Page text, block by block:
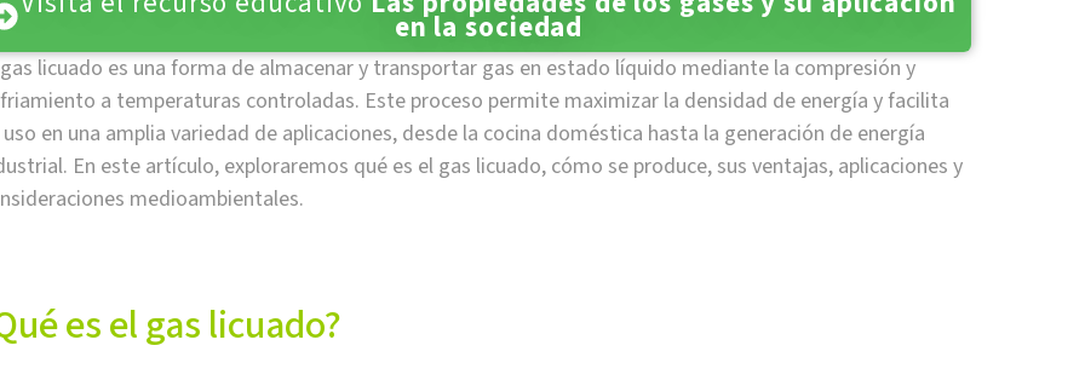
en la sociedad
licuado es una forma de almacenar y transportar gas en estado líquido mediante la compresión y
a temperaturas controladas. Este proceso permite maximizar la densidad de energía y facilita
en una amplia variedad de aplicaciones, desde la cocina doméstica hasta la generación de energía
En este artículo, exploraremos qué es el gas licuado, cómo se produce, sus ventajas, aplicaciones y
medioambientales.
es el gas licuado?